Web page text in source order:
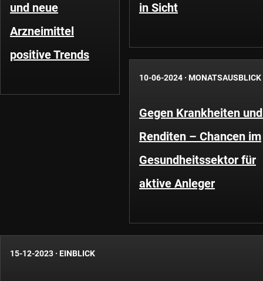
und neue
Arzneimittel
positive Trends
in Sicht
10-06-2024 · MONATSAUSBLICK
Gegen Krankheiten
Renditen – Chancen im
Gesundheitssektor für
aktive Anleger
15-12-2023 · EINBLICK